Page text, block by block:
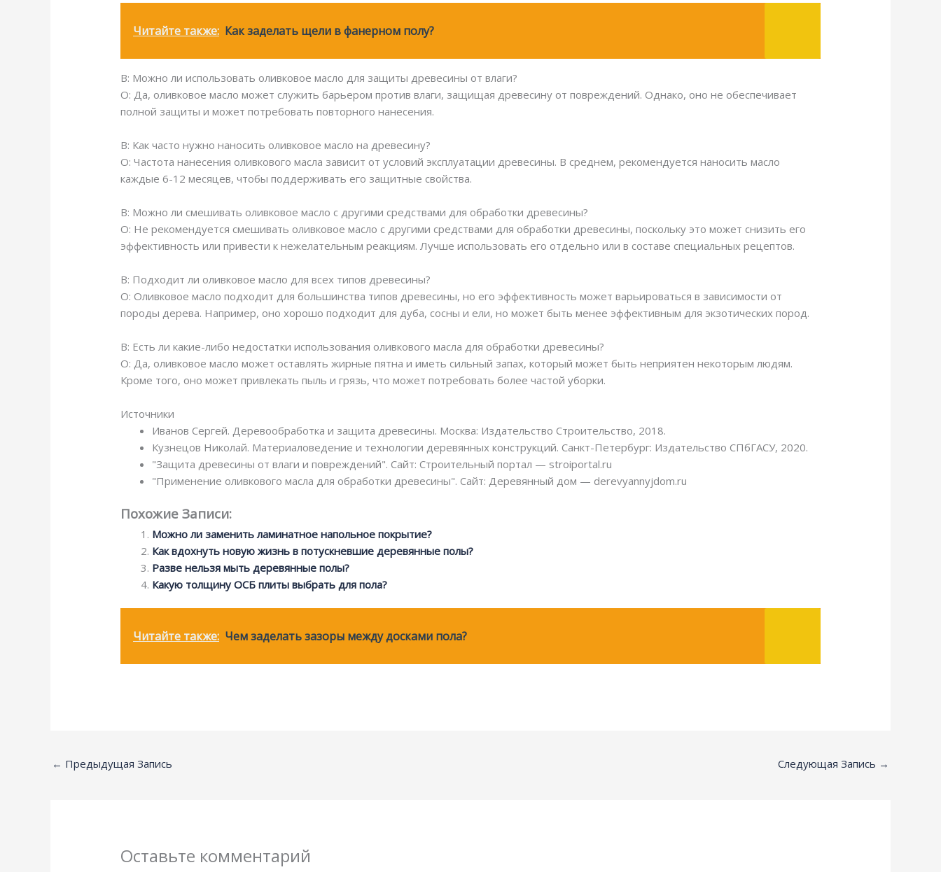
Читайте также: Как заделать щели в фанерном полу?
В: Можно ли использовать оливковое масло для защиты древесины от влаги?
О: Да, оливковое масло может служить барьером против влаги, защищая древесину от повреждений. Однако, оно не обеспечивает
полной защиты и может потребовать повторного нанесения.
В: Как часто нужно наносить оливковое масло на древесину?
О: Частота нанесения оливкового масла зависит от условий эксплуатации древесины. В среднем, рекомендуется наносить масло
каждые 6-12 месяцев, чтобы поддерживать его защитные свойства.
В: Можно ли смешивать оливковое масло с другими средствами для обработки древесины?
О: Не рекомендуется смешивать оливковое масло с другими средствами для обработки древесины, поскольку это может снизить его
эффективность или привести к нежелательным реакциям. Лучше использовать его отдельно или в составе специальных рецептов.
В: Подходит ли оливковое масло для всех типов древесины?
О: Оливковое масло подходит для большинства типов древесины, но его эффективность может варьироваться в зависимости от
породы дерева. Например, оно хорошо подходит для дуба, сосны и ели, но может быть менее эффективным для экзотических пород.
В: Есть ли какие-либо недостатки использования оливкового масла для обработки древесины?
О: Да, оливковое масло может оставлять жирные пятна и иметь сильный запах, который может быть неприятен некоторым людям.
Кроме того, оно может привлекать пыль и грязь, что может потребовать более частой уборки.
Источники
Иванов Сергей. Деревообработка и защита древесины. Москва: Издательство Строительство, 2018.
Кузнецов Николай. Материаловедение и технологии деревянных конструкций. Санкт-Петербург: Издательство СПбГАСУ, 2020.
"Защита древесины от влаги и повреждений". Сайт: Строительный портал — stroiportal.ru
"Применение оливкового масла для обработки древесины". Сайт: Деревянный дом — derevyannyjdom.ru
Похожие Записи:
Можно ли заменить ламинатное напольное покрытие?
Как вдохнуть новую жизнь в потускневшие деревянные полы?
Разве нельзя мыть деревянные полы?
Какую толщину ОСБ плиты выбрать для пола?
Читайте также: Чем заделать зазоры между досками пола?
← Предыдущая Запись Следующая Запись →
Оставьте комментарий